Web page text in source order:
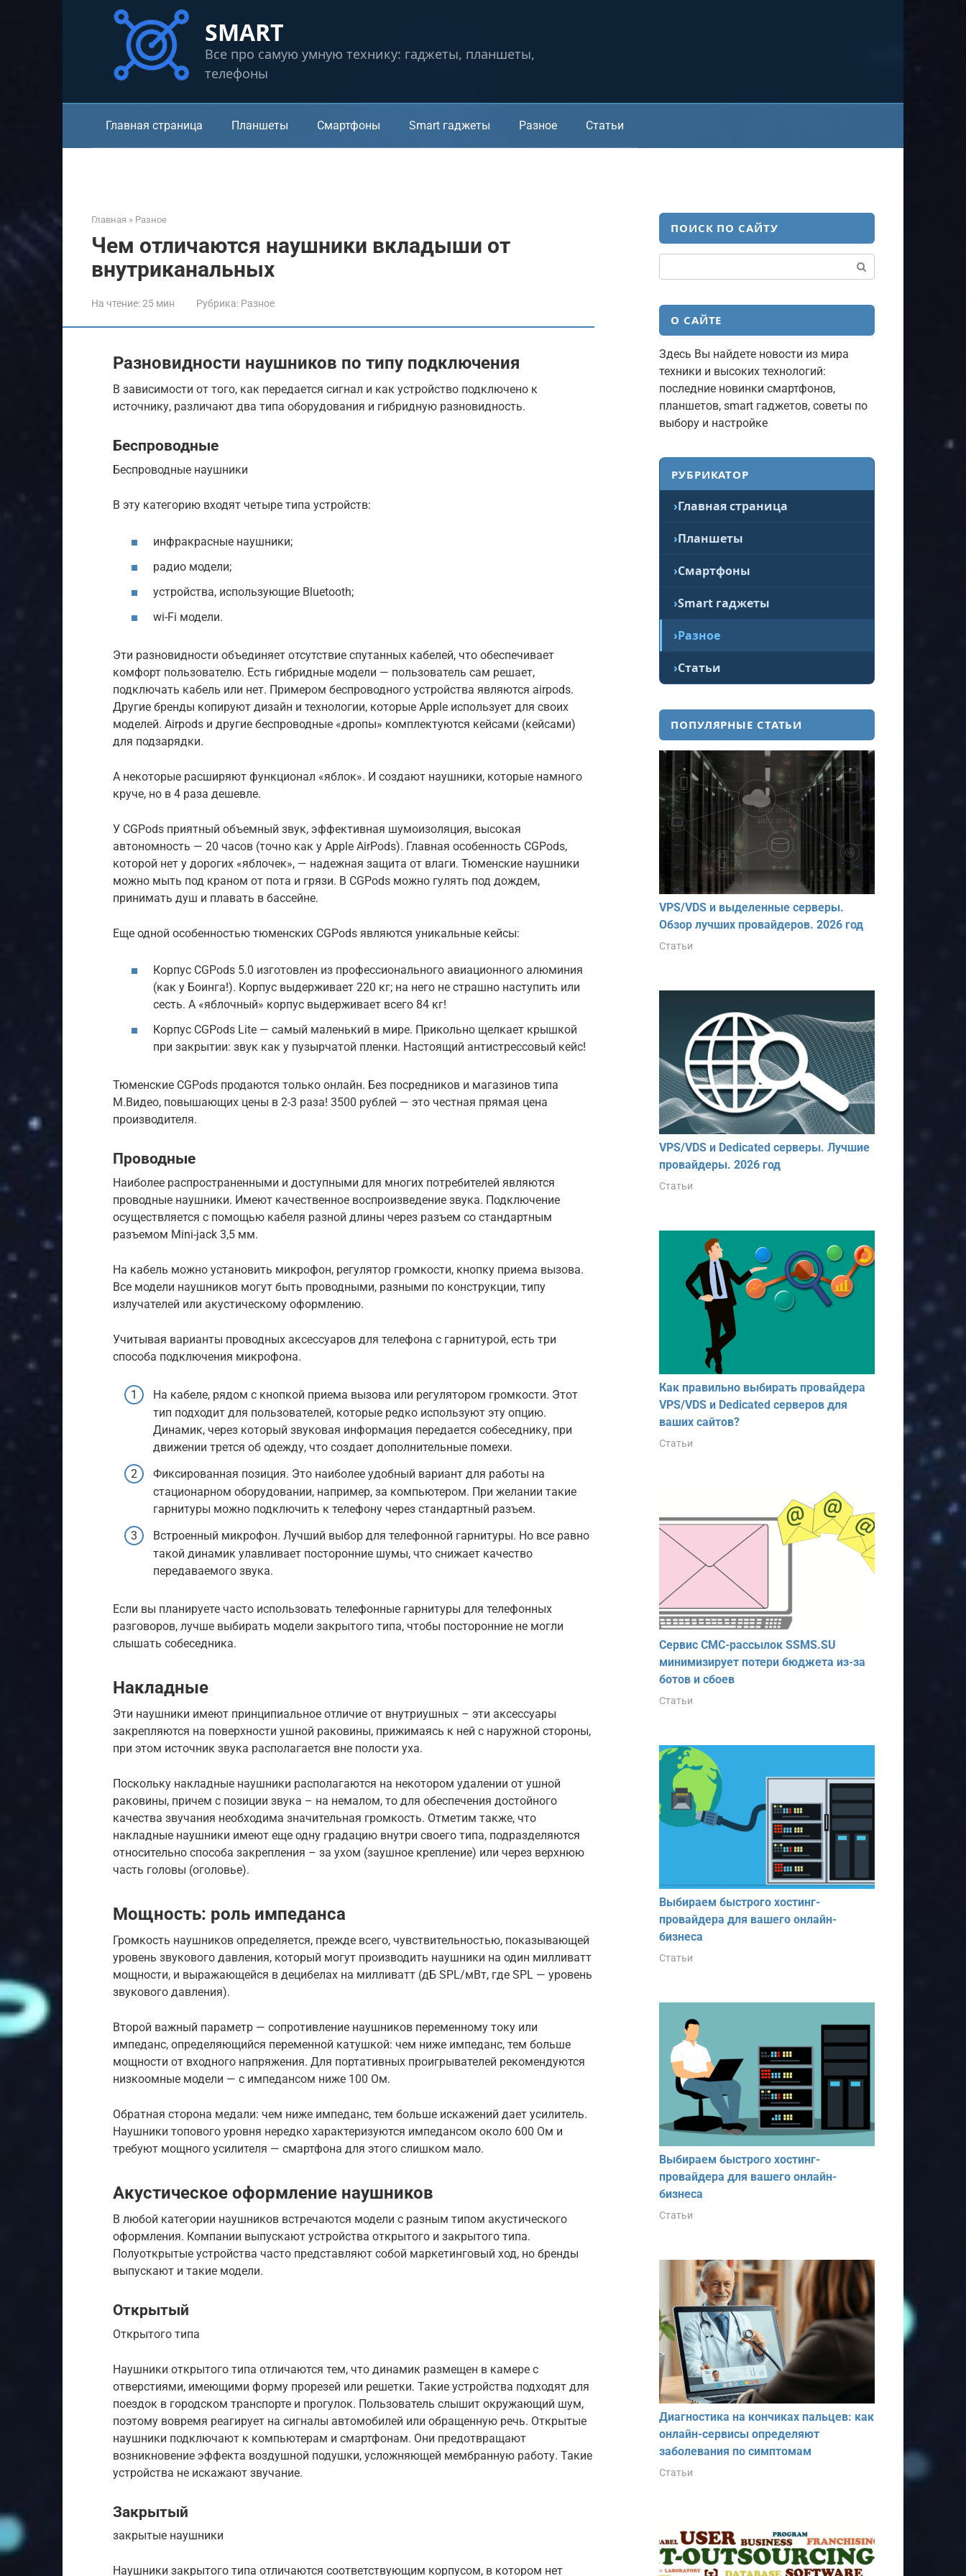
SMART
Все про самую умную технику: гаджеты, планшеты,
телефоны
Главная страница Планшеты Смартфоны Smart гаджеты Разное Статьи
Главная » Разное
Чем отличаются наушники вкладыши от
внутриканальных
На чтение:25 мин Рубрика: Разное
Разновидности наушников по типу подключения
В зависимости от того, как передается сигнал и как устройство подключено к
источнику, различают два типа оборудования и гибридную разновидность.
Беспроводные
Беспроводные наушники
В эту категорию входят четыре типа устройств:
инфракрасные наушники;
радио модели;
устройства, использующие Bluetooth;
wi-Fi модели.
Эти разновидности объединяет отсутствие спутанных кабелей, что обеспечивает
комфорт пользователю. Есть гибридные модели — пользователь сам решает,
подключать кабель или нет. Примером беспроводного устройства являются airpods.
Другие бренды копируют дизайн и технологии, которые Apple использует для своих
моделей. Airpods и другие беспроводные «дропы» комплектуются кейсами (кейсами)
для подзарядки.
А некоторые расширяют функционал «яблок». И создают наушники, которые намного
круче, но в 4 раза дешевле.
У CGPods приятный объемный звук, эффективная шумоизоляция, высокая
автономность — 20 часов (точно как у Apple AirPods). Главная особенность CGPods,
которой нет у дорогих «яблочек», — надежная защита от влаги. Тюменские наушники
можно мыть под краном от пота и грязи. В CGPods можно гулять под дождем,
принимать душ и плавать в бассейне.
Еще одной особенностью тюменских CGPods являются уникальные кейсы:
Корпус CGPods 5.0 изготовлен из профессионального авиационного алюминия
(как у Боинга!). Корпус выдерживает 220 кг; на него не страшно наступить или
сесть. А «яблочный» корпус выдерживает всего 84 кг!
Корпус CGPods Lite — самый маленький в мире. Прикольно щелкает крышкой
при закрытии: звук как у пузырчатой ​​пленки. Настоящий антистрессовый кейс!
Тюменские CGPods продаются только онлайн. Без посредников и магазинов типа
М.Видео, повышающих цены в 2-3 раза! 3500 рублей — это честная прямая цена
производителя.
Проводные
Наиболее распространенными и доступными для многих потребителей являются
проводные наушники. Имеют качественное воспроизведение звука. Подключение
осуществляется с помощью кабеля разной длины через разъем со стандартным
разъемом Mini-jack 3,5 мм.
На кабель можно установить микрофон, регулятор громкости, кнопку приема вызова.
Все модели наушников могут быть проводными, разными по конструкции, типу
излучателей или акустическому оформлению.
Учитывая варианты проводных аксессуаров для телефона с гарнитурой, есть три
способа подключения микрофона.
На кабеле, рядом с кнопкой приема вызова или регулятором громкости. Этот
тип подходит для пользователей, которые редко используют эту опцию.
Динамик, через который звуковая информация передается собеседнику, при
движении трется об одежду, что создает дополнительные помехи.
Фиксированная позиция. Это наиболее удобный вариант для работы на
стационарном оборудовании, например, за компьютером. При желании такие
гарнитуры можно подключить к телефону через стандартный разъем.
Встроенный микрофон. Лучший выбор для телефонной гарнитуры. Но все равно
такой динамик улавливает посторонние шумы, что снижает качество
передаваемого звука.
Если вы планируете часто использовать телефонные гарнитуры для телефонных
разговоров, лучше выбирать модели закрытого типа, чтобы посторонние не могли
слышать собеседника.
Накладные
Эти наушники имеют принципиальное отличие от внутриушных – эти аксессуары
закрепляются на поверхности ушной раковины, прижимаясь к ней с наружной стороны,
при этом источник звука располагается вне полости уха.
Поскольку накладные наушники располагаются на некотором удалении от ушной
раковины, причем с позиции звука – на немалом, то для обеспечения достойного
качества звучания необходима значительная громкость. Отметим также, что
накладные наушники имеют еще одну градацию внутри своего типа, подразделяются
относительно способа закрепления – за ухом (заушное крепление) или через верхнюю
часть головы (оголовье).
Мощность: роль импеданса
Громкость наушников определяется, прежде всего, чувствительностью, показывающей
уровень звукового давления, который могут производить наушники на один милливатт
мощности, и выражающейся в децибелах на милливатт (дБ SPL/мВт, где SPL — уровень
звукового давления).
Второй важный параметр — сопротивление наушников переменному току или
импеданс, определяющийся переменной катушкой: чем ниже импеданс, тем больше
мощности от входного напряжения. Для портативных проигрывателей рекомендуются
низкоомные модели — с импедансом ниже 100 Ом.
Обратная сторона медали: чем ниже импеданс, тем больше искажений дает усилитель.
Наушники топового уровня нередко характеризуются импедансом около 600 Ом и
требуют мощного усилителя — смартфона для этого слишком мало.
Акустическое оформление наушников
В любой категории наушников встречаются модели с разным типом акустического
оформления. Компании выпускают устройства открытого и закрытого типа.
Полуоткрытые устройства часто представляют собой маркетинговый ход, но бренды
выпускают и такие модели.
Открытый
Открытого типа
Наушники открытого типа отличаются тем, что динамик размещен в камере с
отверстиями, имеющими форму прорезей или решетки. Такие устройства подходят для
поездок в городском транспорте и прогулок. Пользователь слышит окружающий шум,
поэтому вовремя реагирует на сигналы автомобилей или обращенную речь. Открытые
наушники подключают к компьютерам и смартфонам. Они предотвращают
возникновение эффекта воздушной подушки, усложняющей мембранную работу. Такие
устройства не искажают звучание.
Закрытый
закрытые наушники
Наушники закрытого типа отличаются соответствующим корпусом, в котором нет
ПОИСК ПО САЙТУ
О САЙТЕ
Здесь Вы найдете новости из мира
техники и высоких технологий:
последние новинки смартфонов,
планшетов, smart гаджетов, советы по
выбору и настройке
РУБРИКАТОР
Главная страница
Планшеты
Смартфоны
Smart гаджеты
Разное
Статьи
ПОПУЛЯРНЫЕ СТАТЬИ
VPS/VDS и выделенные серверы.
Обзор лучших провайдеров. 2026 год
Статьи
VPS/VDS и Dedicated серверы. Лучшие
провайдеры. 2026 год
Статьи
Как правильно выбирать провайдера
VPS/VDS и Dedicated серверов для
ваших сайтов?
Статьи
Сервис СМС-рассылок SSMS.SU
минимизирует потери бюджета из-за
ботов и сбоев
Статьи
Выбираем быстрого хостинг-
провайдера для вашего онлайн-
бизнеса
Статьи
Выбираем быстрого хостинг-
провайдера для вашего онлайн-
бизнеса
Статьи
Диагностика на кончиках пальцев: как
онлайн-сервисы определяют
заболевания по симптомам
Статьи